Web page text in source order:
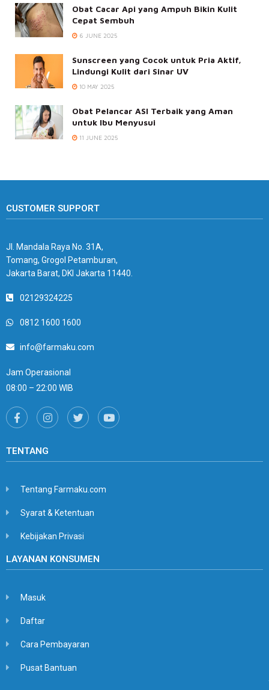
Obat Cacar Api yang Ampuh Bikin Kulit
Cepat Sembuh
6 JUNE 2025
Sunscreen yang Cocok untuk Pria Aktif,
Lindungi Kulit dari Sinar UV
10 MAY 2025
Obat Pelancar ASI Terbaik yang Aman
untuk Ibu Menyusui
11 JUNE 2025
CUSTOMER SUPPORT
Jl. Mandala Raya No. 31A,
Tomang, Grogol Petamburan,
Jakarta Barat, DKI Jakarta 11440.
02129324225
0812 1600 1600
info@farmaku.com
Jam Operasional
08:00 – 22:00 WIB
TENTANG
Tentang Farmaku.com
Syarat & Ketentuan
Kebijakan Privasi
LAYANAN KONSUMEN
Masuk
Daftar
Cara Pembayaran
Pusat Bantuan